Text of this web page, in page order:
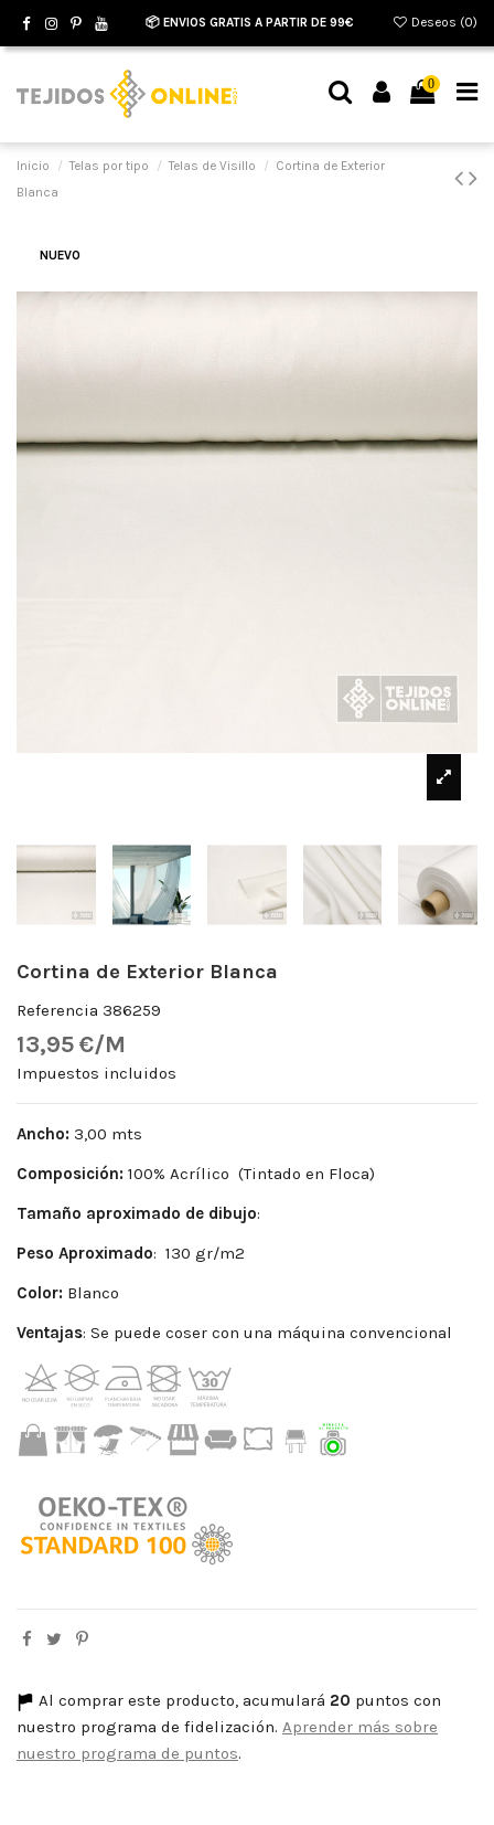
📦 ENVIOS GRATIS A PARTIR DE 99€ Deseos (0)
0
Inicio Telas por tipo Telas de Visillo
Cortina de Exterior
Blanca
NUEVO
Cortina de Exterior Blanca
Referencia 386259
13,95 €/M
Impuestos incluidos
Ancho: 3,00 mts
Composición: 100% Acrílico (Tintado en Floca)
Tamaño aproximado de dibujo:
Peso Aproximado: 130 gr/m2
Color: Blanco
Ventajas: Se puede coser con una máquina convencional
Al comprar este producto, acumulará 20 puntos con
nuestro programa de fidelización. Aprender más sobre
nuestro programa de puntos.